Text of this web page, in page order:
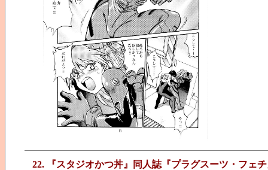
22. 『スタジオかつ丼』同人誌『プラグスーツ・フェ